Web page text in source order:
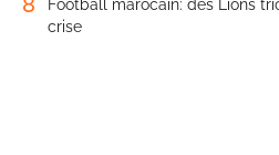
Football marocain: des Lions
crise